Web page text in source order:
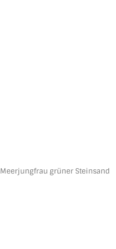
Meerjungfrau grüner Steinsand